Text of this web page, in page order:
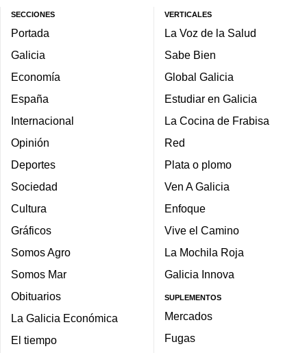
SECCIONES
Portada
Galicia
Economía
España
Internacional
Opinión
Deportes
Sociedad
Cultura
Gráficos
Somos Agro
Somos Mar
Obituarios
La Galicia Económica
El tiempo
VERTICALES
La Voz de la Salud
Sabe Bien
Global Galicia
Estudiar en Galicia
La Cocina de Frabisa
Red
Plata o plomo
Ven A Galicia
Enfoque
Vive el Camino
La Mochila Roja
Galicia Innova
SUPLEMENTOS
Mercados
Fugas